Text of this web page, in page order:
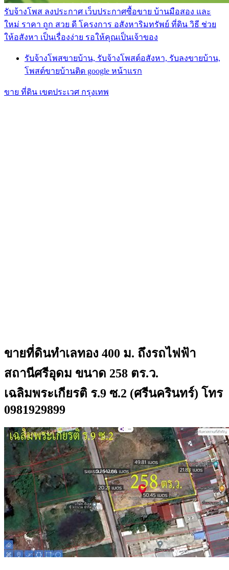
รับจ้างโพส ลงประกาศ เว็บประกาศซื้อขาย บ้านมือสอง และ
ใหม่ ราคา ถูก สวย ดี โครงการ อสังหาริมทรัพย์ ที่ดิน วิธี ช่วย
ให้อสังหา เป็นเรื่องง่าย รอให้คุณเป็นเจ้าของ
รับจ้างโพสขายบ้าน, รับจ้างโพสต์อสังหา, รับลงขายบ้าน,
โพสต์ขายบ้านติด google หน้าแรก
ขาย ที่ดิน เขตประเวศ กรุงเทพ
ขายที่ดินทำเลทอง 400 ม. ถึงรถไฟฟ้า
สถานีศรีอุดม ขนาด 258 ตร.ว.
เฉลิมพระเกียรติ ร.9 ซ.2 (ศรีนครินทร์) โทร
0981929899